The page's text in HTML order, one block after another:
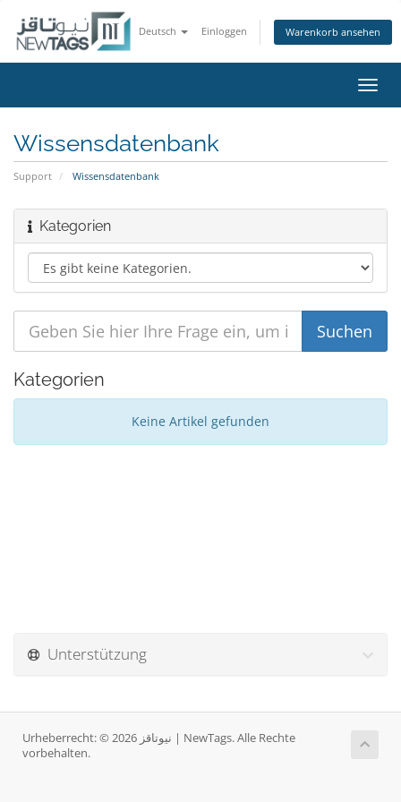
Deutsch Einloggen Warenkorb ansehen
ein-/
Wissensdatenbank
Support Wissensdatenbank
Kategorien
Kategorien
Keine Artikel gefunden
Unterstützung
Urheberrecht: © 2026 نيوتاقز | NewTags. Alle Rechte
vorbehalten.